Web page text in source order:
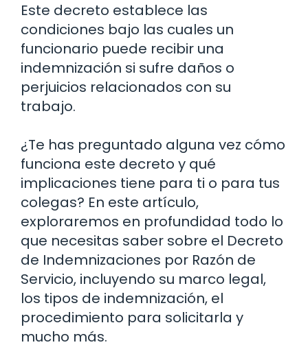
Este decreto establece las
condiciones bajo las cuales un
funcionario puede recibir una
indemnización si sufre daños o
perjuicios relacionados con su
trabajo.
¿Te has preguntado alguna vez cómo
funciona este decreto y qué
implicaciones tiene para ti o para tus
colegas? En este artículo,
exploraremos en profundidad todo lo
que necesitas saber sobre el Decreto
de Indemnizaciones por Razón de
Servicio, incluyendo su marco legal,
los tipos de indemnización, el
procedimiento para solicitarla y
mucho más.